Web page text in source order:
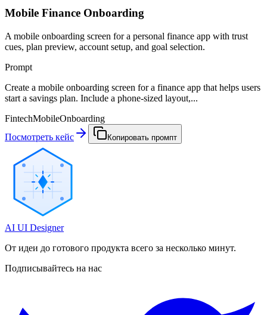
Mobile Finance Onboarding
A mobile onboarding screen for a personal finance app with trust
cues, plan preview, account setup, and goal selection.
Prompt
Create a mobile onboarding screen for a finance app that helps users
start a savings plan. Include a phone-sized layout,...
FintechMobileOnboarding
Посмотреть кейс
Копировать промпт
AI UI Designer
От идеи до готового продукта всего за несколько минут.
Подписывайтесь на нас